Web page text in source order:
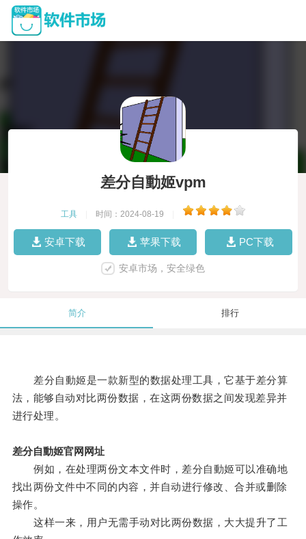
差分自動姬vpm
工具 时间：2024-08-19
安卓下载 苹果下载 PC下载
安卓市场，安全绿色
简介 排行
差分自動姬是一款新型的数据处理工具，它基于差分算
法，能够自动对比两份数据，在这两份数据之间发现差异并
进行处理。
差分自動姬官网网址
例如，在处理两份文本文件时，差分自動姬可以准确地
找出两份文件中不同的内容，并自动进行修改、合并或删除
操作。
这样一来，用户无需手动对比两份数据，大大提升了工